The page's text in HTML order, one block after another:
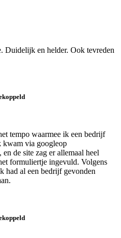
Duidelijk en helder. Ook tevreden
tempo waarmee ik een bedrijf
kwam via googleop
de site zag er allemaal heel
formuliertje ingevuld. Volgens
had al een bedrijf gevonden